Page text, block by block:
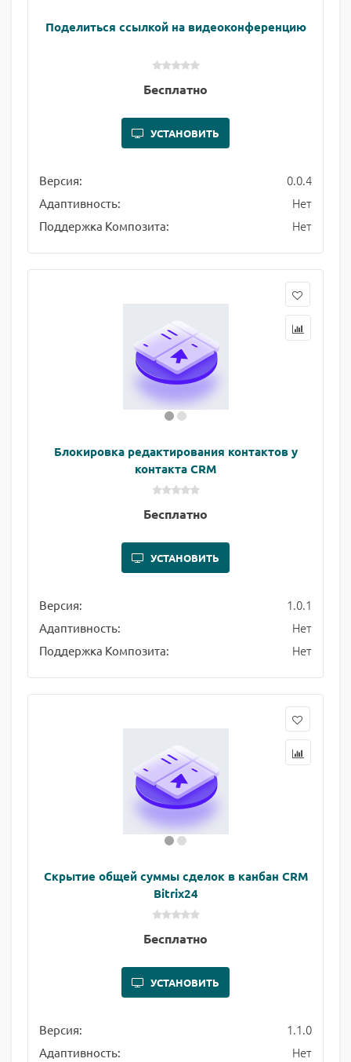
Поделиться ссылкой на видеоконференцию
Бесплатно
УСТАНОВИТЬ
Версия: 0.0.4
Адаптивность: Нет
Поддержка Композита: Нет
Блокировка редактирования контактов у
контакта CRM
Бесплатно
УСТАНОВИТЬ
Версия: 1.0.1
Адаптивность: Нет
Поддержка Композита: Нет
Скрытие общей суммы сделок в канбан CRM
Bitrix24
Бесплатно
УСТАНОВИТЬ
Версия: 1.1.0
Адаптивность: Нет